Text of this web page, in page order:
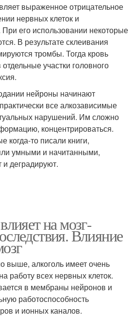
выраженное отрицательное
нервных клеток и
его использовании некоторые
В результате склеивания
тромбы. Тогда кровь
участки головного
нейроны начинают
все алкозависимые
нарушений. Им сложно
концентрироваться.
когда-то писали книги,
умными и начитанными,
и деградируют.
на мозг-
Влияние
выше, алкоголь имеет очень
работу всех нервных клеток.
в мембраны нейронов и
работоспособность
и ионных каналов.